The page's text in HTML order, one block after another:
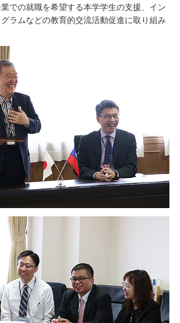
での就職を希望する本学学生の支援、イン
ラムなどの教育的交流活動促進に取り組み